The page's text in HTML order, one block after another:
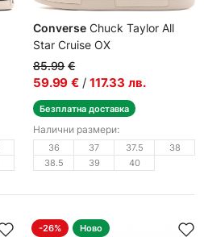
Converse Chuck Taylor All
Star Cruise OX
Кецове
85.99 €
59.99 € / 117.33 лв.
Безплатна доставка
Налични размери:
36 37 37.5
38
38.5
39 40
-26% Ново